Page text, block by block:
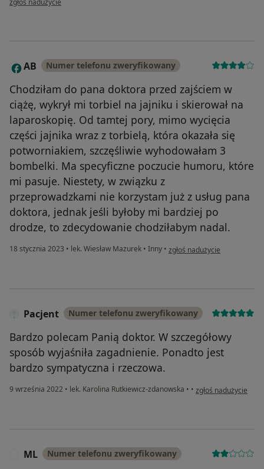
zgłoś nadużycie
A AB Numer telefonu zweryfikowany
Chodziłam do pana doktora przed zajściem w
ciążę, wykrył mi torbiel na jajniku i skierował na
laparoskopię. Od tamtej pory, mimo wycięcia
części jajnika wraz z torbielą, która okazała się
potworniakiem, szczęśliwie wyhodowałam 3
bombelki. Ma specyficzne poczucie humoru, które
mi pasuje. Niestety, w związku z
przeprowadzkami nie korzystam już z usług pana
doktora, jednak jeśli byłoby mi bardziej po
drodze, to zdecydowanie chodziłabym nadal.
18 stycznia 2023 • lek. Wiesław Mazurek • Inny • w opinii użytkownika AB
zgłoś nadużycie
Pacjent Numer telefonu zweryfikowany
Bardzo polecam Panią doktor. W szczegółowy
sposób wyjaśniła zagadnienie. Ponadto jest
bardzo sympatyczna i rzeczowa.
9 września 2022 • lek. Karolina Rutkiewicz-zdanowska • • w opinii użytkownika
zgłoś nadużycie
ML Numer telefonu zweryfikowany